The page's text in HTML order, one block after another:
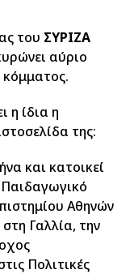
του ΣΥΡΙΖΑ
αύριο
κόμματος.
η ίδια η
της:
και κατοικεί
Αθηνών
Γαλλία, την
Πολιτικές